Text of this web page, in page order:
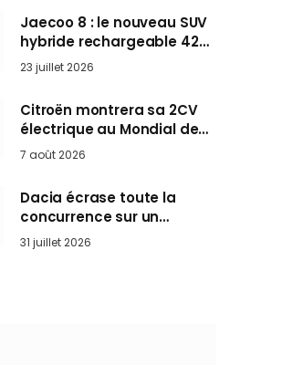
Jaecoo 8 : le nouveau SUV
hybride rechargeable 428
ch qui vise l’Audi Q7 arrive
en Europe cet automne
23 juillet 2026
Citroën montrera sa 2CV
électrique au Mondial de
Paris pendant que BMW et
7 août 2026
Dacia écrase toute la
concurrence sur un
marché où personne ne
l’attendait
31 juillet 2026